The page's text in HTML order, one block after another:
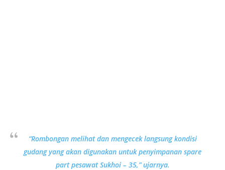
“Rombongan melihat dan mengecek langsung kondisi
gudang yang akan digunakan untuk penyimpanan spare
part pesawat Sukhoi – 35,” ujarnya.